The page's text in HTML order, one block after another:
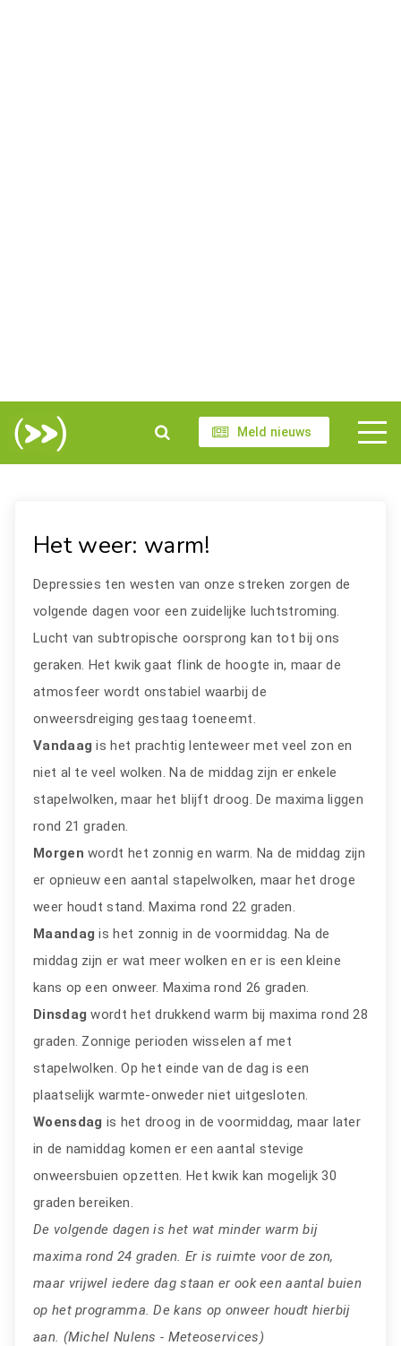
Meld nieuws
Het weer: warm!
Depressies ten westen van onze streken zorgen de
volgende dagen voor een zuidelijke luchtstroming.
Lucht van subtropische oorsprong kan tot bij ons
geraken. Het kwik gaat flink de hoogte in, maar de
atmosfeer wordt onstabiel waarbij de
onweersdreiging gestaag toeneemt.
Vandaagis het prachtig lenteweer met veel zon en
niet al te veel wolken. Na de middag zijn er enkele
stapelwolken, maar het blijft droog. De maxima liggen
rond 21 graden.
Morgenwordt het zonnig en warm. Na de middag zijn
er opnieuw een aantal stapelwolken, maar het droge
weer houdt stand. Maxima rond 22 graden.
Maandagis het zonnig in de voormiddag. Na de
middag zijn er wat meer wolken en er is een kleine
kans op een onweer. Maxima rond 26 graden.
Dinsdagwordt het drukkend warm bij maxima rond 28
graden. Zonnige perioden wisselen af met
stapelwolken. Op het einde van de dag is een
plaatselijk warmte-onweder niet uitgesloten.
Woensdag is het droog in de voormiddag, maar later
in de namiddag komen er een aantal stevige
onweersbuien opzetten. Het kwik kan mogelijk 30
graden bereiken.
De volgende dagen is het wat minder warm bij
maxima rond 24 graden. Er is ruimte voor de zon,
maar vrijwel iedere dag staan er ook een aantal buien
op het programma. De kans op onweer houdt hierbij
aan. (Michel Nulens - Meteoservices)